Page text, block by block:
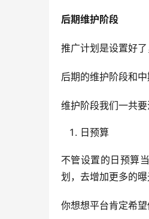
后期维护阶段
推广计划是设置好
后期的维护阶段和
维护阶段我们一共要
日预算
不管设置的日预算
划，去增加更多的曝
你想想平台肯定希望